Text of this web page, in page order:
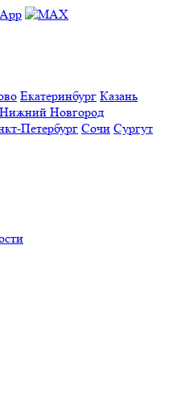
Екатеринбург Казань
Нижний Новгород
Петербург Сочи Сургут